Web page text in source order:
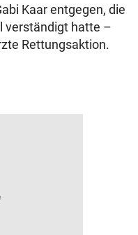
Kaar entgegen, die
verständigt hatte –
Rettungsaktion.